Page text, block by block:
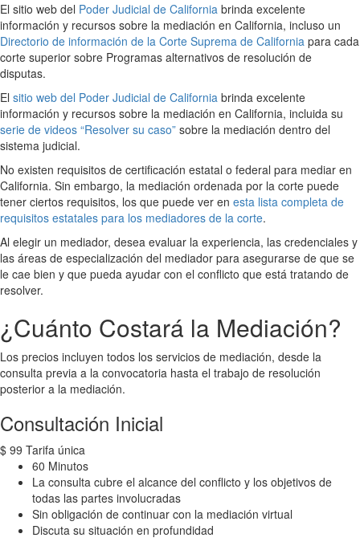
El sitio web del Poder Judicial de California brinda excelente
información y recursos sobre la mediación en California, incluso un
Directorio de información de la Corte Suprema de California para cada
corte superior sobre Programas alternativos de resolución de
disputas.
El sitio web del Poder Judicial de California brinda excelente
información y recursos sobre la mediación en California, incluida su
serie de videos “Resolver su caso” sobre la mediación dentro del
sistema judicial.
No existen requisitos de certificación estatal o federal para mediar en
California. Sin embargo, la mediación ordenada por la corte puede
tener ciertos requisitos, los que puede ver en esta lista completa de
requisitos estatales para los mediadores de la corte.
Al elegir un mediador, desea evaluar la experiencia, las credenciales y
las áreas de especialización del mediador para asegurarse de que se
le cae bien y que pueda ayudar con el conflicto que está tratando de
resolver.
¿Cuánto Costará la Mediación?
Los precios incluyen todos los servicios de mediación, desde la
consulta previa a la convocatoria hasta el trabajo de resolución
posterior a la mediación.
Consultación Inicial
$ 99 Tarifa única
60 Minutos
La consulta cubre el alcance del conflicto y los objetivos de
todas las partes involucradas
Sin obligación de continuar con la mediación virtual
Discuta su situación en profundidad